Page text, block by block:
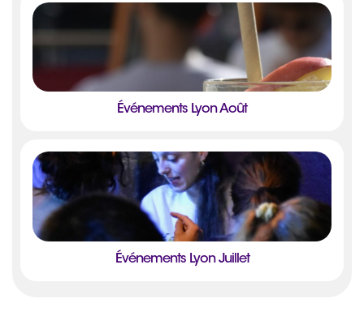
Événements Lyon Août
Événements Lyon Juillet